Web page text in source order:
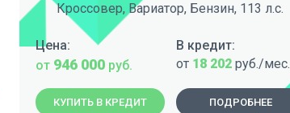
Кроссовер, Вариатор, Бензин, 113 л.с.
Цена:
от 946 000 руб.
В кредит:
от 18 202 руб./мес.
КУПИТЬ В КРЕДИТ ПОДРОБНЕЕ